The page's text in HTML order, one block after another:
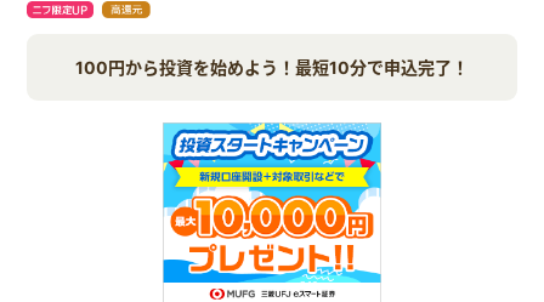
100円から投資を始めよう！最短10分で申込完了！